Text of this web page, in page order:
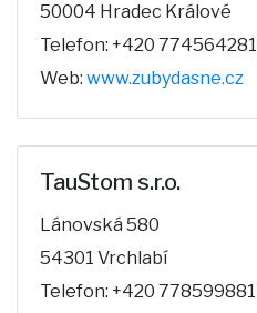
50004 Hradec Králové
Telefon: +420 774564281
Web: www.zubydasne.cz
TauStom s.r.o.
Lánovská 580
54301 Vrchlabí
Telefon: +420 778599881